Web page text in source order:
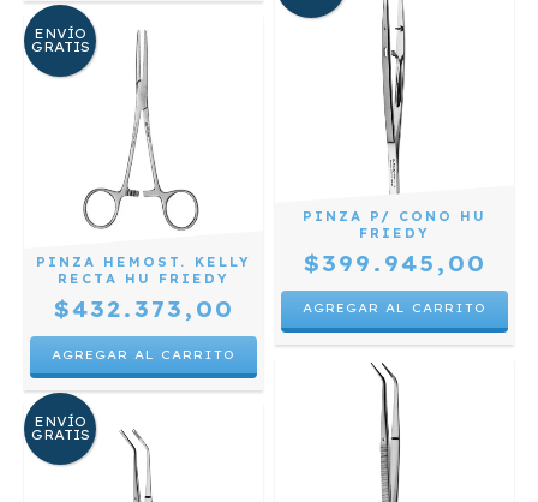
ENVÍO
GRATIS
PINZA HEMOST. KELLY
RECTA HU FRIEDY
$432.373,00
PINZA P/ CONO HU
FRIEDY
$399.945,00
ENVÍO
GRATIS